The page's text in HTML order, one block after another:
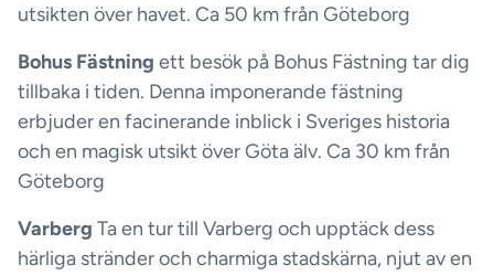
utsikten över havet. Ca 50 km från Göteborg
Bohus Fästning ett besök på Bohus Fästning tar dig
tillbaka i tiden. Denna imponerande fästning
erbjuder en facinerande inblick i Sveriges historia
och en magisk utsikt över Göta älv. Ca 30 km från
Göteborg
Varberg Ta en tur till Varberg och upptäck dess
härliga stränder och charmiga stadskärna, njut av en